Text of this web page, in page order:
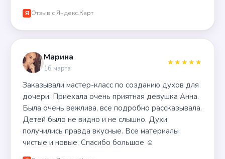
Я Отзыв с Яндекс.Карт
Марина
16 марта
★★★★★
Заказывали мастер-класс по созданию духов для
дочери. Приехала очень приятная девушка Анна.
Была очень вежлива, все подробно рассказывала.
Детей было не видно и не слышно. Духи
получились правда вкусные. Все материалы
чистые и новые. Спасибо большое ☺️